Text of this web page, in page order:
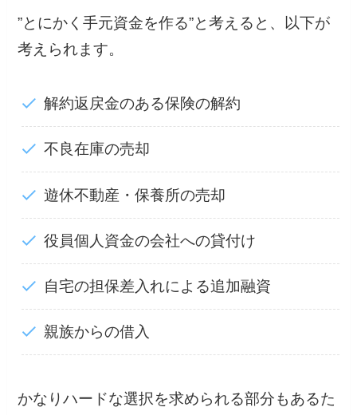
”とにかく手元資金を作る”と考えると、以下が
考えられます。
解約返戻金のある保険の解約
不良在庫の売却
遊休不動産・保養所の売却
役員個人資金の会社への貸付け
自宅の担保差入れによる追加融資
親族からの借入
かなりハードな選択を求められる部分もあるた